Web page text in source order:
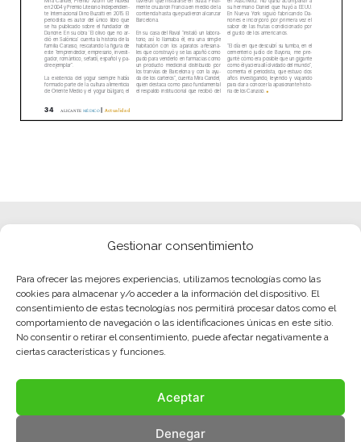
Gestionar consentimiento
Para ofrecer las mejores experiencias, utilizamos tecnologías como las
cookies para almacenar y/o acceder a la información del dispositivo. El
consentimiento de estas tecnologías nos permitirá procesar datos como el
comportamiento de navegación o las identificaciones únicas en este sitio.
No consentir o retirar el consentimiento, puede afectar negativamente a
ciertas características y funciones.
Aceptar
Denegar